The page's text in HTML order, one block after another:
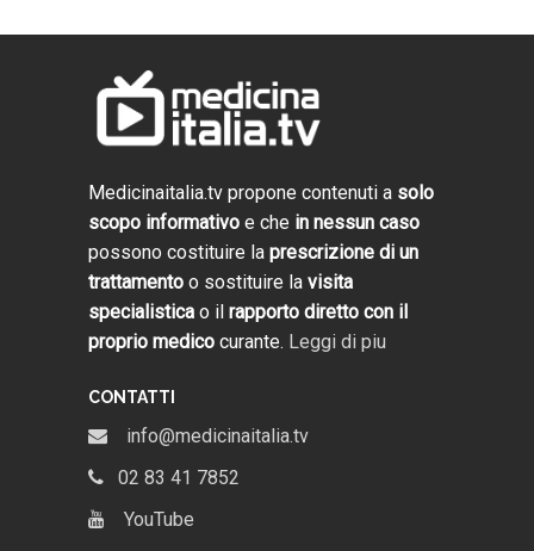
Medicinaitalia.tv propone contenuti a solo
scopo informativo e che in nessun caso
possono costituire la prescrizione di un
trattamento o sostituire la visita
specialistica o il rapporto diretto con il
proprio medico curante. Leggi di piu
CONTATTI
info@medicinaitalia.tv
02 83 41 7852
YouTube